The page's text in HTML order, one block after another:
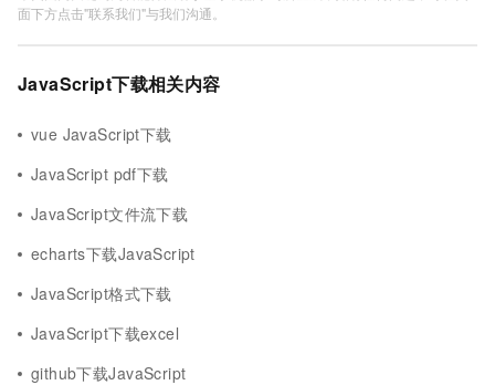
面下方点击"联系我们"与我们沟通。
JavaScript下载相关内容
vue JavaScript下载
JavaScript pdf下载
JavaScript文件流下载
echarts下载JavaScript
JavaScript格式下载
JavaScript下载excel
github下载JavaScript